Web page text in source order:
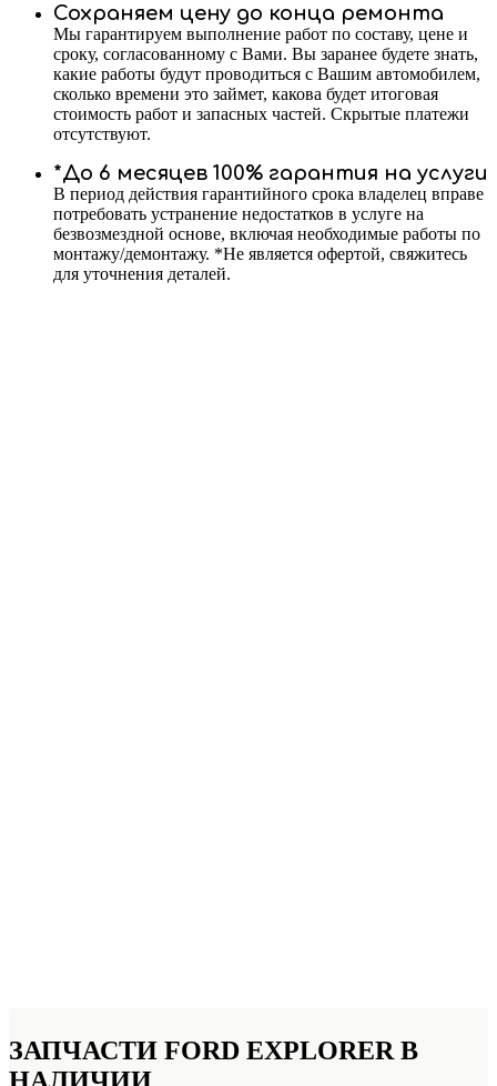
Сохраняем цену до конца ремонта
Мы гарантируем выполнение работ по составу, цене и
сроку, согласованному с Вами. Вы заранее будете знать,
какие работы будут проводиться с Вашим автомобилем,
сколько времени это займет, какова будет итоговая
стоимость работ и запасных частей. Скрытые платежи
отсутствуют.
*До 6 месяцев 100% гарантия на услуги
В период действия гарантийного срока владелец вправе
потребовать устранение недостатков в услуге на
безвозмездной основе, включая необходимые работы по
монтажу/демонтажу. *Не является офертой, свяжитесь
для уточнения деталей.
ЗАПЧАСТИ FORD EXPLORER В
НАЛИЧИИ